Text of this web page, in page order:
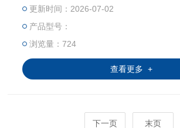
数与DISPGRSING一样。也符合CIP/SIP
品及医药生产。
更新时间：2026-07-02
产品型号：
浏览量：724
查看更多 +
下一页 末页